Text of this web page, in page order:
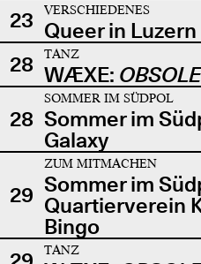
23
VERSCHIEDENES
Queer in Luzern
28
TANZ
WÆXE:
28
SOMMER IM SÜDPOL
Sommer im
Galaxy
29
ZUM MITMACHEN
Sommer im
Quartierverein
Bingo
TANZ